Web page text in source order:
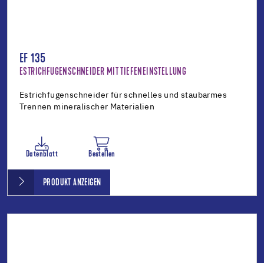
EF 135
ESTRICHFUGENSCHNEIDER MIT TIEFENEINSTELLUNG
Estrichfugenschneider für schnelles und staubarmes
Trennen mineralischer Materialien
Datenblatt Bestellen
PRODUKT ANZEIGEN